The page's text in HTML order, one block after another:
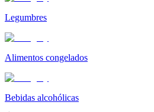
Legumbres
Alimentos congelados
Bebidas alcohólicas